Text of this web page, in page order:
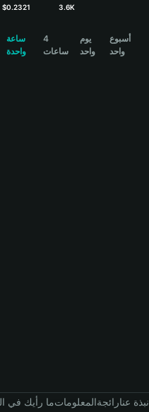
$0.2321
3.6K
ساعة
واحدة
4
ساعات
يوم
واحد
أسبوع
واحد
ما رأيك فيالمعلوماترائجةنبذة عنا